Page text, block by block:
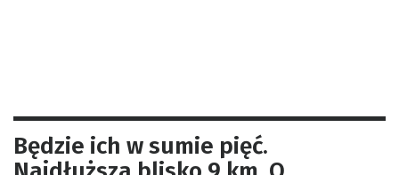
Będzie ich w sumie pięć.